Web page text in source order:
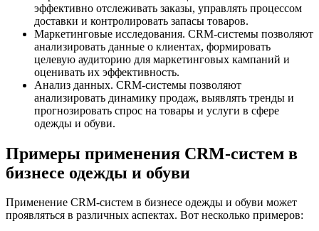
эффективно отслеживать заказы, управлять процессом
доставки и контролировать запасы товаров.
Маркетинговые исследования. CRM-системы позволяют
анализировать данные о клиентах, формировать
целевую аудиторию для маркетинговых кампаний и
оценивать их эффективность.
Анализ данных. CRM-системы позволяют
анализировать динамику продаж, выявлять тренды и
прогнозировать спрос на товары и услуги в сфере
одежды и обуви.
Примеры применения CRM-систем в
бизнесе одежды и обуви
Применение CRM-систем в бизнесе одежды и обуви может
проявляться в различных аспектах. Вот несколько примеров: